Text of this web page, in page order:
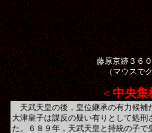
藤原京跡３６
（マウスで
＜中央集
天武天皇の後，皇位継承の有力候補
大津皇子は謀反の疑い有りとして処刑
た。６８９年，天武天皇と持統の子で